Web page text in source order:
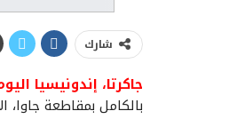
شارك
جاكرتا، إندونيسيا
بالكامل بمقاطعة جاوا،